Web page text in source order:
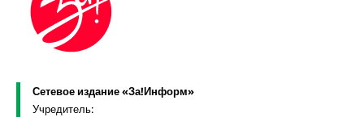
Сетевое издание «За!Информ»
Учредитель: